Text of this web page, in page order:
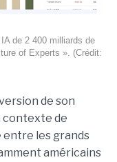
de 2 400 milliards de
of Experts ». (Crédit:
de son
contexte de
les grands
américains